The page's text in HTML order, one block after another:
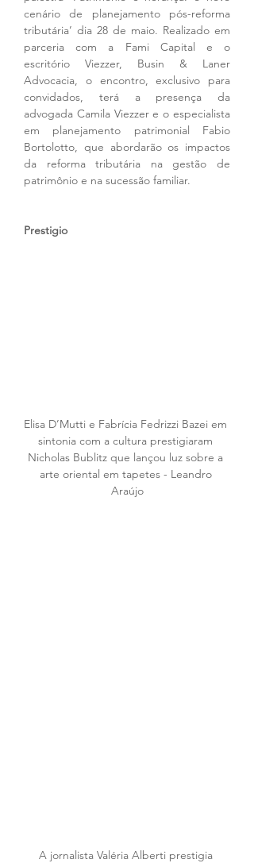
cenário de planejamento pós-reforma
tributária’ dia 28 de maio. Realizado em
parceria com a Fami Capital e o
escritório Viezzer, Busin & Laner
Advocacia, o encontro, exclusivo para
convidados, terá a presença da
advogada Camila Viezzer e o especialista
em planejamento patrimonial Fabio
Bortolotto, que abordarão os impactos
da reforma tributária na gestão de
patrimônio e na sucessão familiar.
Prestigio
Elisa D’Mutti e Fabrícia Fedrizzi Bazei em
sintonia com a cultura prestigiaram
Nicholas Bublitz que lançou luz sobre a
arte oriental em tapetes - Leandro
Araújo
A jornalista Valéria Alberti prestigia